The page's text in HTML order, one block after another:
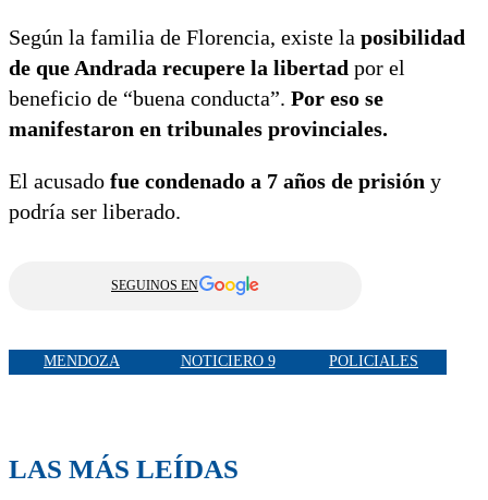
Según la familia de Florencia, existe la posibilidad
de que Andrada recupere la libertad por el
beneficio de “buena conducta”. Por eso se
manifestaron en tribunales provinciales.
El acusado fue condenado a 7 años de prisión y
podría ser liberado.
SEGUINOS EN
MENDOZA NOTICIERO 9 POLICIALES
LAS MÁS LEÍDAS